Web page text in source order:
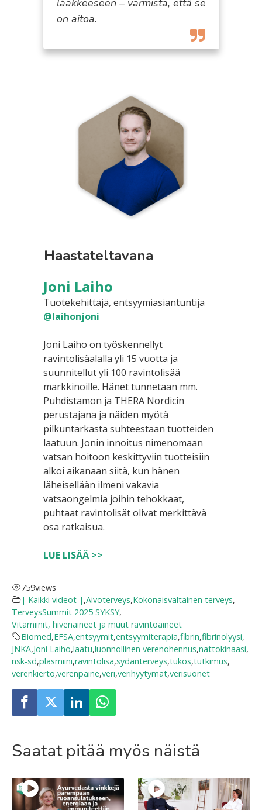
lääkkeeseen – varmista, että se
on aitoa.
Haastateltavana
Joni Laiho
Tuotekehittäjä, entsyymiasiantuntija
@laihonjoni
Joni Laiho on työskennellyt
ravintolisäalalla yli 15 vuotta ja
suunnitellut yli 100 ravintolisää
markkinoille. Hänet tunnetaan mm.
Puhdistamon ja THERA Nordicin
perustajana ja näiden myötä
pilkuntarkasta suhteestaan tuotteiden
laatuun. Jonin innoitus nimenomaan
vatsan hoitoon keskittyviin tuotteisiin
alkoi aikanaan siitä, kun hänen
läheisellään ilmeni vakavia
vatsaongelmia joihin tehokkaat,
puhtaat ravintolisät olivat merkittävä
osa ratkaisua.
LUE LISÄÄ >>
759views
| Kaikki videot | ,Aivoterveys,Kokonaisvaltainen terveys,
TerveysSummit 2025 SYKSY,
Vitamiinit, hivenaineet ja muut ravintoaineet
Biomed,EFSA,entsyymit,entsyymiterapia,fibrin,fibrinolyysi,
JNKA,Joni Laiho,laatu,luonnollinen verenohennus,nattokinaasi,
nsk-sd,plasmiini,ravintolisä,sydänterveys,tukos,tutkimus,
verenkierto,verenpaine,veri,verihyytymät,verisuonet
Saatat pitää myös näistä